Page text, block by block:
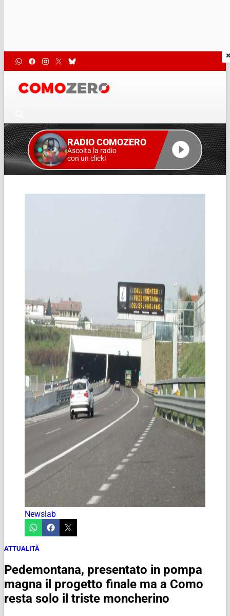
RADIO COMOZERO
Ascolta la radio
con un click!
Newslab
ATTUALITÀ
Pedemontana, presentato in pompa
magna il progetto finale ma a Como
resta solo il triste moncherino